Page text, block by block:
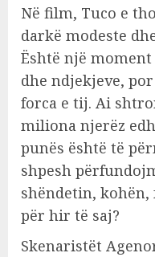
Në film, Tuco e
darkë modeste
Është një
dhe ndjekjeve,
forca e tij. Ai
miliona njerëz
punës është të
shpesh
shëndetin,
për hir të saj?
Skenaristët